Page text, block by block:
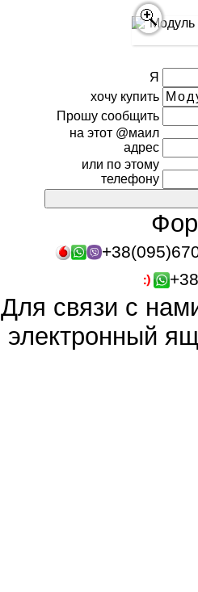
Я
хочу купить
Прошу сообщить
на этот @маил
адрес
или по этому
телефону
Для связи с
электронный